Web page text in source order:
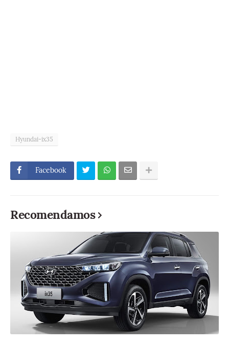
Hyundai-ix35
Facebook
Recomendamos